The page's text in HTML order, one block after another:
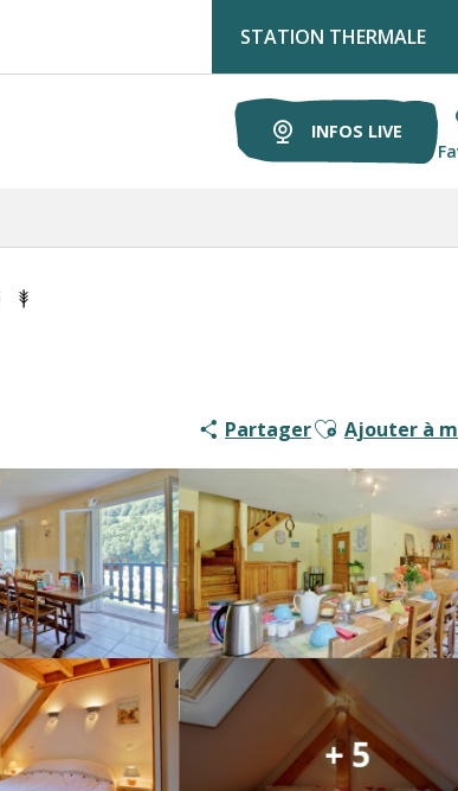
INFOS LIVE
Retrouve Luz tourisme tous les lundis
STATION THERMALE
PartagerAjouter aux
Ajouter à
+ 5